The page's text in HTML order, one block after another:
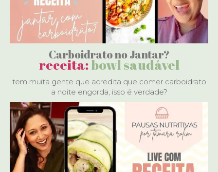
Carboidrato no Jantar?
receita:bowl saudável
tem muita gente que acredita que comer carboidrato
a noite engorda, isso é verdade?